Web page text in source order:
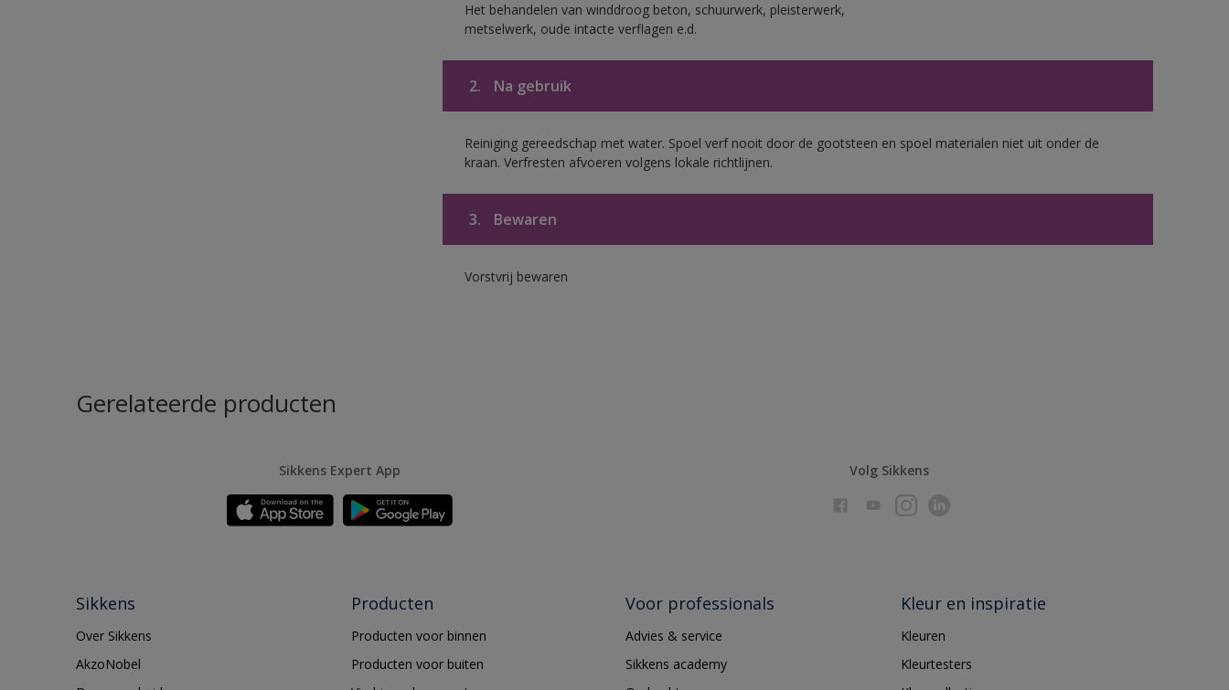
Het behandelen van winddroog beton, schuurwerk, pleisterwerk,
metselwerk, oude intacte verflagen e.d.
2. Na gebruik
Reiniging gereedschap met water. Spoel verf nooit door de gootsteen en spoel materialen niet uit onder de
kraan. Verfresten afvoeren volgens lokale richtlijnen.
3. Bewaren
Vorstvrij bewaren
Gerelateerde producten
Sikkens Expert App Volg Sikkens
Sikkens
Over Sikkens
AkzoNobel
Producten
Producten voor binnen
Producten voor buiten
Voor professionals
Advies & service
Sikkens academy
Kleur en inspiratie
Kleuren
Kleurtesters